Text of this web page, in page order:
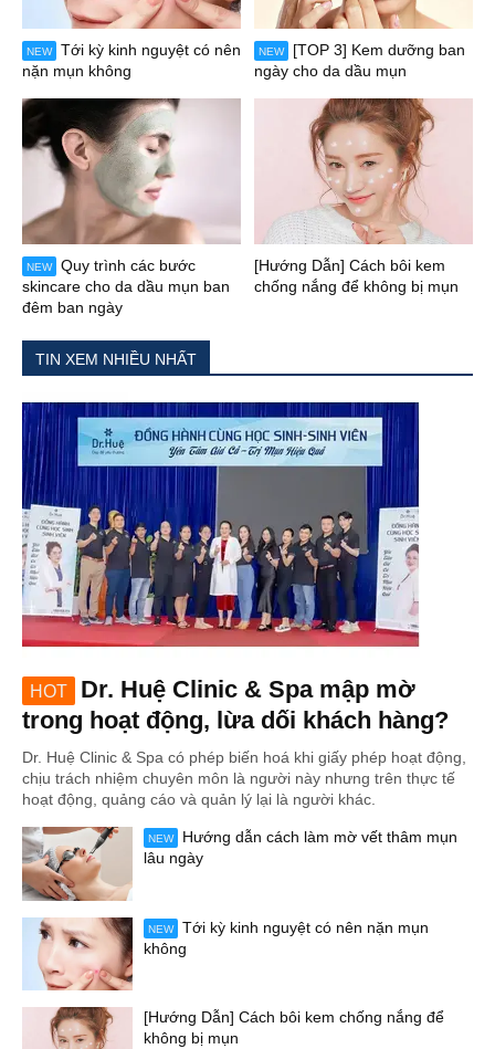
NEW
Tới kỳ kinh nguyệt có nên
nặn mụn không
NEW
[TOP 3] Kem dưỡng ban
ngày cho da dầu mụn
NEW
Quy trình các bước
skincare cho da dầu mụn ban
đêm ban ngày
[Hướng Dẫn] Cách bôi kem
chống nắng để không bị mụn
TIN XEM NHIỀU NHẤT
HOT
Dr. Huệ Clinic & Spa mập mờ
trong hoạt động, lừa dối khách hàng?
Dr. Huệ Clinic & Spa có phép biến hoá khi giấy phép hoạt động,
chịu trách nhiệm chuyên môn là người này nhưng trên thực tế
hoạt động, quảng cáo và quản lý lại là người khác.
NEW
Hướng dẫn cách làm mờ vết thâm mụn
lâu ngày
NEW
Tới kỳ kinh nguyệt có nên nặn mụn
không
[Hướng Dẫn] Cách bôi kem chống nắng để
không bị mụn